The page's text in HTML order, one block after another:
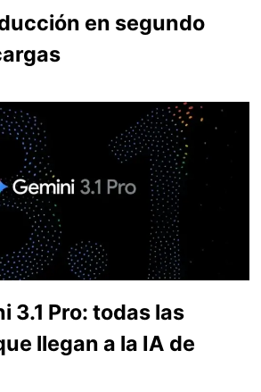
en segundo
3.1 Pro: todas las
llegan a la IA de